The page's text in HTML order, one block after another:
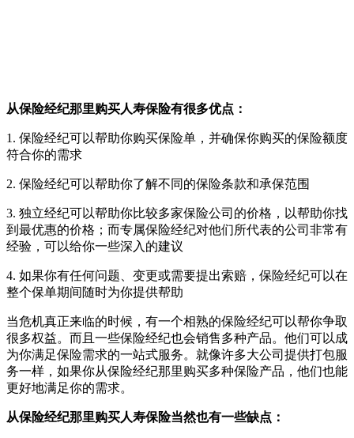
从保险经纪那里购买人寿保险有很多优点：
1. 保险经纪可以帮助你购买保险单，并确保你购买的保险额度
符合你的需求
2. 保险经纪可以帮助你了解不同的保险条款和承保范围
3. 独立经纪可以帮助你比较多家保险公司的价格，以帮助你找
到最优惠的价格；而专属保险经纪对他们所代表的公司非常有
经验，可以给你一些深入的建议
4. 如果你有任何问题、变更或需要提出索赔，保险经纪可以在
整个保单期间随时为你提供帮助
当危机真正来临的时候，有一个相熟的保险经纪可以帮你争取
很多权益。而且一些保险经纪也会销售多种产品。他们可以成
为你满足保险需求的一站式服务。就像许多大公司提供打包服
务一样，如果你从保险经纪那里购买多种保险产品，他们也能
更好地满足你的需求。
从保险经纪那里购买人寿保险当然也有一些缺点：